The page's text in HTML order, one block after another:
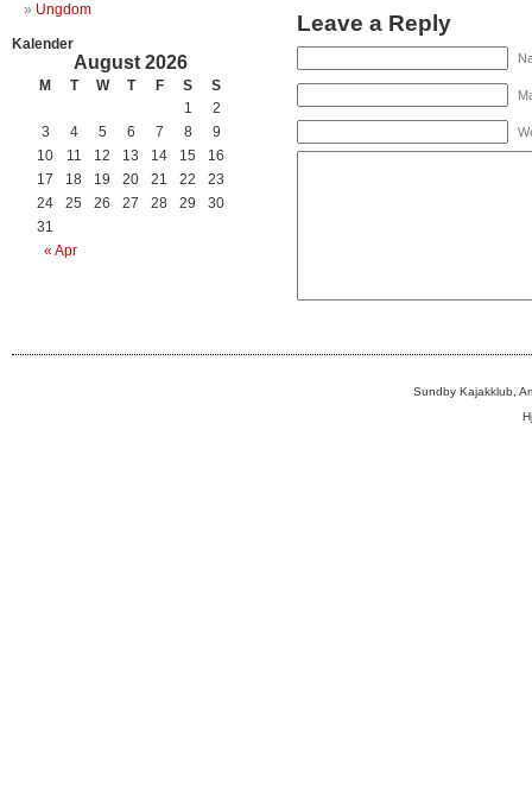
Ungdom
Kalender
August 2026
M T W T F S S
« Apr
1
2
3
4 5 6 7 8
9
10
11 12 13 14 15
16
17
18 19 20 21 22
23
24
25 26 27 28 29
30
31
Leave a Reply
Sundby Kajakklub,